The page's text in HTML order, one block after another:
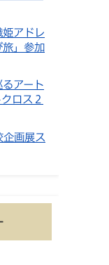
姫アドレ
」参加
るアート
ロス２
画展ス